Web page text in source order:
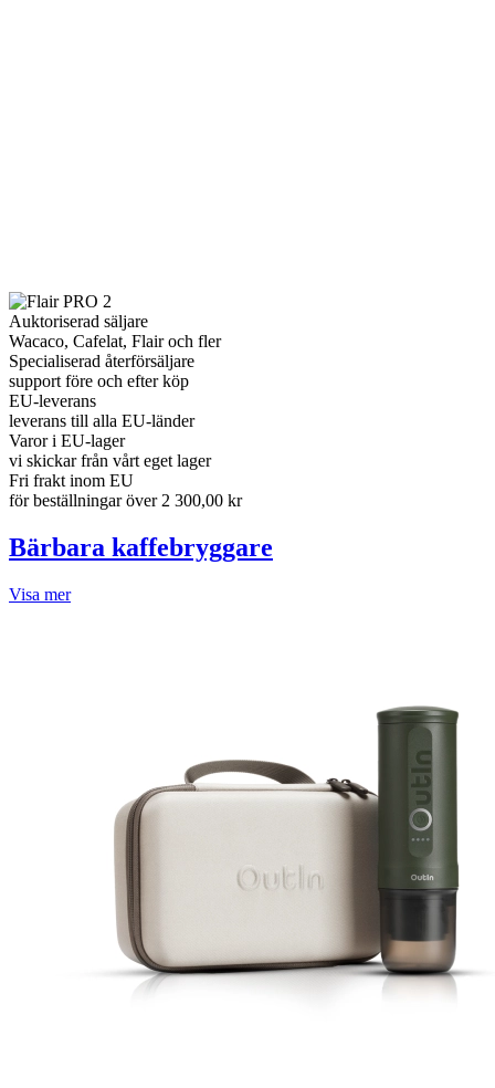
Auktoriserad säljare
Wacaco, Cafelat, Flair och fler
Specialiserad återförsäljare
support före och efter köp
EU-leverans
leverans till alla EU-länder
Varor i EU-lager
vi skickar från vårt eget lager
Fri frakt inom EU
för beställningar över 2 300,00 kr
Bärbara kaffebryggare
Visa mer